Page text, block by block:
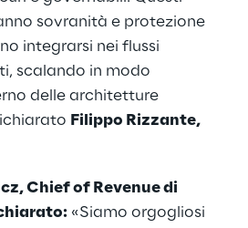
sovranità e protezione
integrarsi nei flussi
scalando in modo
delle architetture
Filippo Rizzante,
Chief of Revenue di
«Siamo orgogliosi